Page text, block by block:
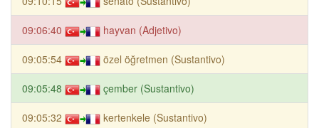
09:06:40 hayvan (Adjetivo)
09:05:54 özel öğretmen (Sustantivo)
09:05:48 çember (Sustantivo)
09:05:32 kertenkele (Sustantivo)